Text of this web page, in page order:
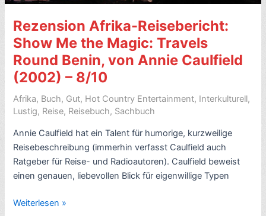
8
Sterne
Rezension Afrika-Reisebericht:
Show Me the Magic: Travels
Round Benin, von Annie Caulfield
(2002) – 8/10
Afrika, Buch, Gut, Hot Country Entertainment, Interkulturell,
Lustig, Reise, Reisebuch, Sachbuch
Annie Caulfield hat ein Talent für humorige, kurzweilige
Reisebeschreibung (immerhin verfasst Caulfield auch
Ratgeber für Reise- und Radioautoren). Caulfield beweist
einen genauen, liebevollen Blick für eigenwillige Typen
Rezension
Weiterlesen »